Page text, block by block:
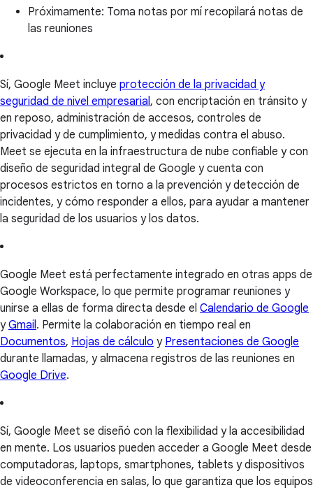
Próximamente: Toma notas por mí recopilará notas de
las reuniones
Sí, Google Meet incluye protección de la privacidad y
seguridad de nivel empresarial , con encriptación en tránsito y
en reposo, administración de accesos, controles de
privacidad y de cumplimiento, y medidas contra el abuso.
Meet se ejecuta en la infraestructura de nube confiable y con
diseño de seguridad integral de Google y cuenta con
procesos estrictos en torno a la prevención y detección de
incidentes, y cómo responder a ellos, para ayudar a mantener
la seguridad de los usuarios y los datos.
Google Meet está perfectamente integrado en otras apps de
Google Workspace, lo que permite programar reuniones y
unirse a ellas de forma directa desde el Calendario de Google
yGmail . Permite la colaboración en tiempo real en
Documentos, Hojas de cálculo y Presentaciones de Google
durante llamadas, y almacena registros de las reuniones en
Google Drive.
Sí, Google Meet se diseñó con la flexibilidad y la accesibilidad
en mente. Los usuarios pueden acceder a Google Meet desde
computadoras, laptops, smartphones, tablets y dispositivos
de videoconferencia en salas, lo que garantiza que los equipos